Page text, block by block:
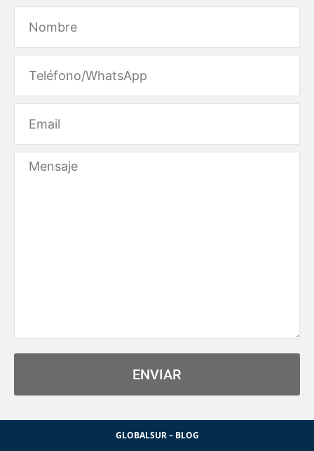
Message
ENVIAR
GLOBALSUR – BLOG